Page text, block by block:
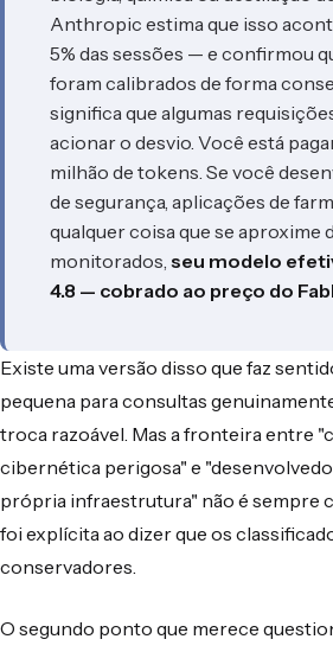
Anthropic estima que isso
5% das sessões — e confirmou
foram calibrados de forma
significa que algumas
acionar o desvio. Você está
milhão de tokens. Se você
de segurança, aplicações de
qualquer coisa que se aproxime
monitorados, seu modelo
4.8 — cobrado ao preço do
Existe uma versão disso que faz
pequena para consultas
troca razoável. Mas a fronteira entre
cibernética perigosa" e
própria infraestrutura" não é sempre
foi explícita ao dizer que os
conservadores.
O segundo ponto que merece